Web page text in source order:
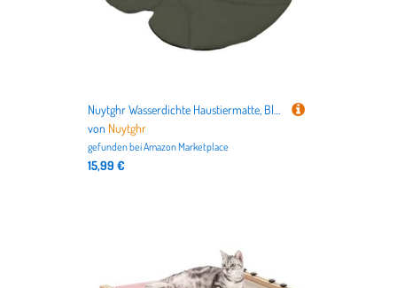
Nuytghr Wasserdichte Haustiermatte, Blattform, Hunde-Kühlmatte, doppelseitiges Isolierpolster, ideal für Camping, Balkon, Hof, Wohnung, Reisen, Wohnzimmer, Auto, Outdoor, Innenbereich, 180 cm
von Nuytghr
gefunden beiAmazon Marketplace
15,99 €